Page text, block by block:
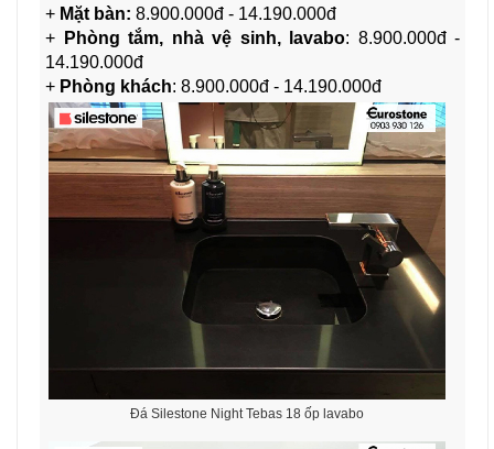
+ Mặt bàn: 8.900.000đ - 14.190.000đ
+
Phòng tắm, nhà vệ sinh, lavabo: 8.900.000đ -
14.190.000đ
+ Phòng khách: 8.900.000đ - 14.190.000đ
Đá Silestone Night Tebas 18 ốp lavabo